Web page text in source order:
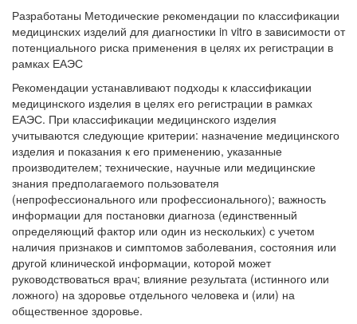
Разработаны Методические рекомендации по классификации
медицинских изделий для диагностики in vitro в зависимости от
потенциального риска применения в целях их регистрации в
рамках ЕАЭС
Рекомендации устанавливают подходы к классификации
медицинского изделия в целях его регистрации в рамках
ЕАЭС. При классификации медицинского изделия
учитываются следующие критерии: назначение медицинского
изделия и показания к его применению, указанные
производителем; технические, научные или медицинские
знания предполагаемого пользователя
(непрофессионального или профессионального); важность
информации для постановки диагноза (единственный
определяющий фактор или один из нескольких) с учетом
наличия признаков и симптомов заболевания, состояния или
другой клинической информации, которой может
руководствоваться врач; влияние результата (истинного или
ложного) на здоровье отдельного человека и (или) на
общественное здоровье.